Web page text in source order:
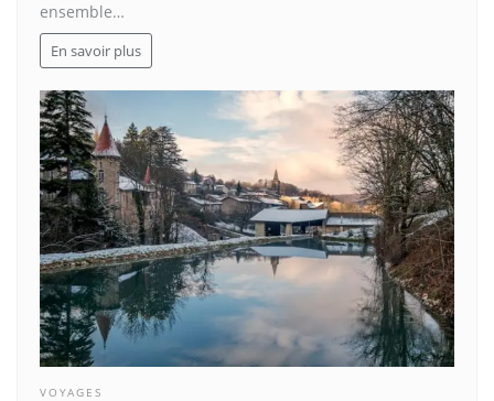
ensemble…
En savoir plus
VOYAGES